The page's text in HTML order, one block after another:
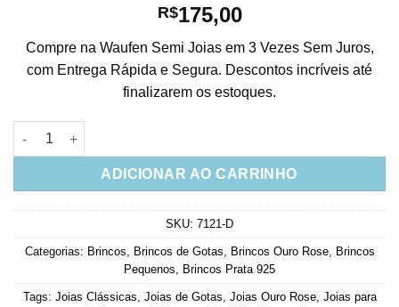
R$175,00
Compre na Waufen Semi Joias em 3 Vezes Sem Juros,
com Entrega Rápida e Segura. Descontos incríveis até
finalizarem os estoques.
Brinco Gotinha Prata 925 Tanzanita Banho Ouro Rose Joias
ADICIONAR AO CARRINHO
SKU: 7121-D
Categorias: Brincos, Brincos de Gotas, Brincos Ouro Rose, Brincos
Pequenos, Brincos Prata 925
Tags: Joias Clássicas, Joias de Gotas, Joias Ouro Rose, Joias para